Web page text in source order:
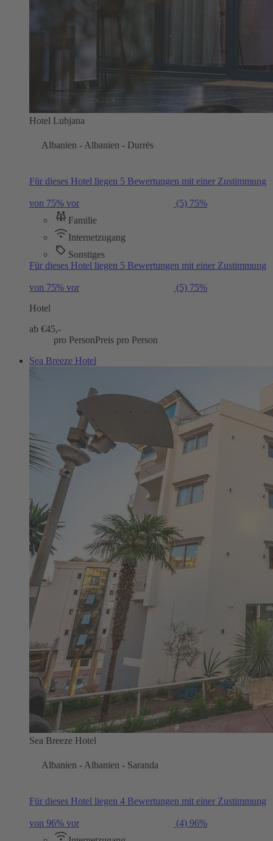
Hotel Lubjana
Albanien - Albanien - Durrës
Für dieses Hotel liegen 5 Bewertungen mit einer Zustimmung
von 75% vor (5) 75%
Familie
Internetzugang
Sonstiges
Für dieses Hotel liegen 5 Bewertungen mit einer Zustimmung
von 75% vor (5) 75%
Hotel
ab €45,-
pro PersonPreis pro Person
Sea Breeze Hotel
Sea Breeze Hotel
Albanien - Albanien - Saranda
Für dieses Hotel liegen 4 Bewertungen mit einer Zustimmung
von 96% vor (4) 96%